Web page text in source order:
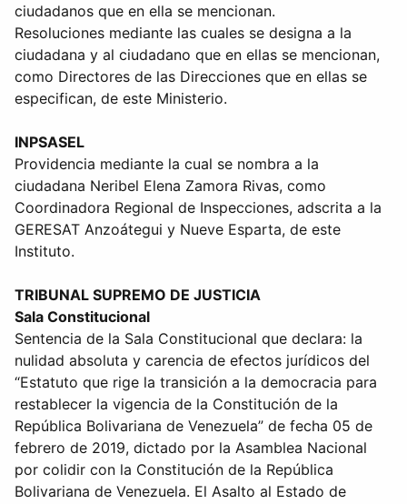
ciudadanos que en ella se mencionan.
Resoluciones mediante las cuales se designa a la
ciudadana y al ciudadano que en ellas se mencionan,
como Directores de las Direcciones que en ellas se
especifican, de este Ministerio.
INPSASEL
Providencia mediante la cual se nombra a la
ciudadana Neribel Elena Zamora Rivas, como
Coordinadora Regional de Inspecciones, adscrita a la
GERESAT Anzoátegui y Nueve Esparta, de este
Instituto.
TRIBUNAL SUPREMO DE JUSTICIA
Sala Constitucional
Sentencia de la Sala Constitucional que declara: la
nulidad absoluta y carencia de efectos jurídicos del
“Estatuto que rige la transición a la democracia para
restablecer la vigencia de la Constitución de la
República Bolivariana de Venezuela” de fecha 05 de
febrero de 2019, dictado por la Asamblea Nacional
por colidir con la Constitución de la República
Bolivariana de Venezuela. El Asalto al Estado de